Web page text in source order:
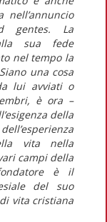
nell’annuncio
gentes. La
sua fede
nel tempo la
una cosa
lui avviati o
è ora –
della
vita nella
campi della
è il
del suo
vita cristiana